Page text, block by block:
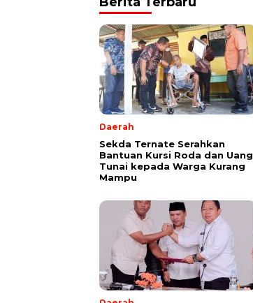
Daerah
Sekda Ternate Serahkan
Bantuan Kursi Roda dan Uang
Tunai kepada Warga Kurang
Mampu